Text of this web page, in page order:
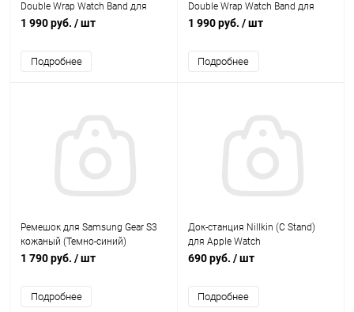
Double Wrap Watch Band для
часов Apple Watch 42mm
1 990 руб. / шт
Подробнее
Double Wrap Watch Band для
часов Apple Watch 42mm
1 990 руб. / шт
Подробнее
Ремешок для Samsung Gear S3
кожаный (Темно-синий)
1 790 руб. / шт
Подробнее
Док-станция Nillkin (C Stand)
для Apple Watch
690 руб. / шт
Подробнее